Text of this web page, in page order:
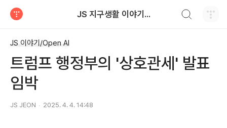
JS 지구생활 이야기...
JS 이야기/Open AI
트럼프 행정부의 '상호관세' 발표
임박
JS JEON 2025. 4. 4. 14:48